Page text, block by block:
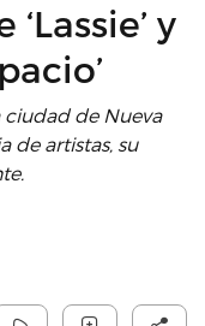
y
ciudad de Nueva
de artistas, su